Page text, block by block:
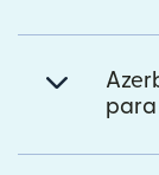
para